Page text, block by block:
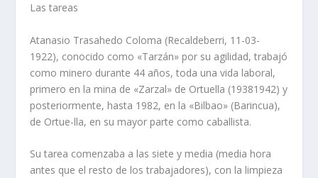
Las tareas
Atanasio Trasahedo Coloma (Recaldeberri, 11-03-
1922), conocido como «Tarzán» por su agilidad, trabajó
como minero durante 44 años, toda una vida laboral,
primero en la mina de «Zarzal» de Ortuella (1938­1942) y
posteriormente, hasta 1982, en la «Bilbao» (Barincua),
de Ortue-lla, en su mayor parte como caballista.
Su tarea comenzaba a las siete y media (media hora
antes que el resto de los trabajadores), con la limpieza